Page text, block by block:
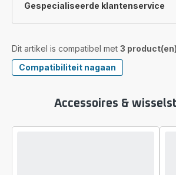
Gespecialiseerde klantenservice
Dit artikel is compatibel met 3 product(en)
Compatibiliteit nagaan
Accessoires &